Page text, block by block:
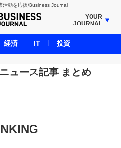
活動を応援/Business Journal
YOUR
JOURNAL
JOURNAL
JOURNAL
CREDITS JOURNAL
JOURNAL
ュース記事 まとめ
経済 IT 投資